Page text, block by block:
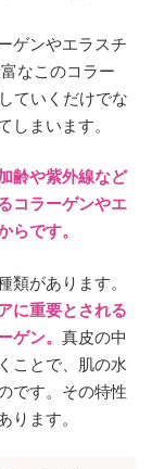
ゲンやエラスチ
なこのコラー
ていくだけでな
しまいます。
齢や紫外線など
コラーゲンやエ
らです。
類があります。
に重要とされる
ゲン。真皮の中
ことで、肌の水
です。その特性
ります。